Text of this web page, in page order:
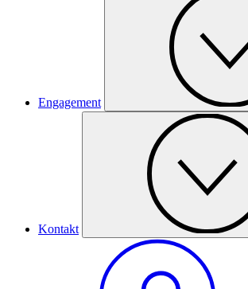
Engagement
Kontakt